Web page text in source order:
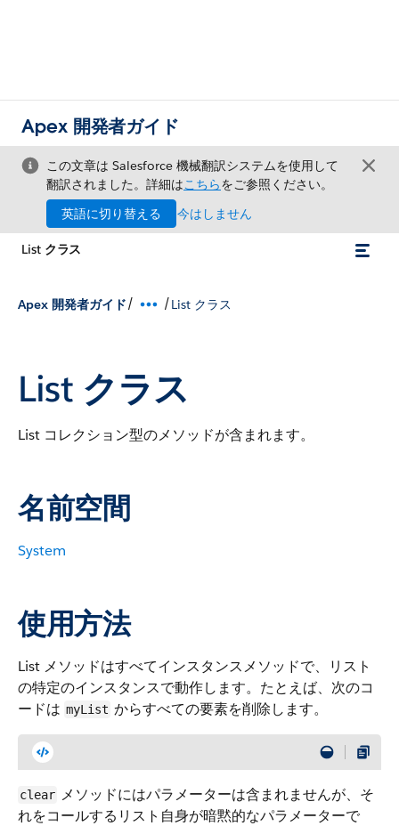
Apex 開発者ガイド
この文章は Salesforce 機械翻訳システムを使用して
翻訳されました。詳細はこちらをご参照ください。
英語に切り替える
今はしません
List クラス
Apex 開発者ガイド/ /List クラス
List クラス
List コレクション型のメソッドが含まれます。
名前空間
System
使用方法
List メソッドはすべてインスタンスメソッドで、リスト
の特定のインスタンスで動作します。たとえば、次のコ
ードは myList からすべての要素を削除します。
clear メソッドにはパラメーターは含まれませんが、そ
れをコールするリスト自身が暗黙的なパラメーターで